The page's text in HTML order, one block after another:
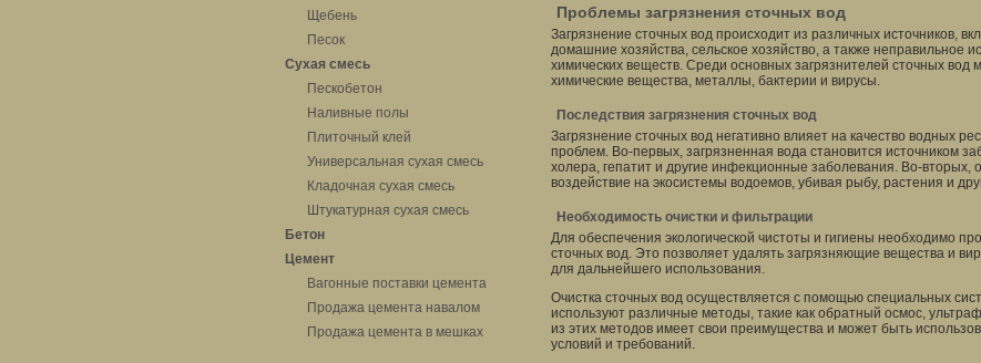
Щебень
Песок
Сухая смесь
Пескобетон
Наливные полы
Плиточный клей
Универсальная сухая смесь
Кладочная сухая смесь
Штукатурная сухая смесь
Бетон
Цемент
Вагонные поставки цемента
Продажа цемента навалом
Продажа цемента в мешках
Проблемы загрязнения сточных вод
Загрязнение сточных вод происходит из различных источников,
домашние хозяйства, сельское хозяйство, а также неправильное
химических веществ. Среди основных загрязнителей сточных
химические вещества, металлы, бактерии и вирусы.
Последствия загрязнения сточных вод
Загрязнение сточных вод негативно влияет на качество водных
проблем. Во-первых, загрязненная вода становится источником
холера, гепатит и другие инфекционные заболевания. Во-вторых,
воздействие на экосистемы водоемов, убивая рыбу, растения и
Необходимость очистки и фильтрации
Для обеспечения экологической чистоты и гигиены необходимо
сточных вод. Это позволяет удалять загрязняющие вещества и
для дальнейшего использования.
Очистка сточных вод осуществляется с помощью специальных
используют различные методы, такие как обратный осмос,
из этих методов имеет свои преимущества и может быть
условий и требований.